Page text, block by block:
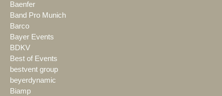
Baenfer
Band Pro Munich
Barco
Bayer Events
BDKV
Best of Events
bestvent group
beyerdynamic
Biamp